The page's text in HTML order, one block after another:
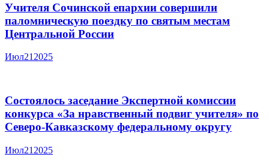
Учителя Сочинской епархии совершили
паломническую поездку по святым местам
Центральной России
Июл21 2025
Состоялось заседание Экспертной комиссии
конкурса «За нравственный подвиг учителя» по
Северо-Кавказскому федеральному округу
Июл21 2025